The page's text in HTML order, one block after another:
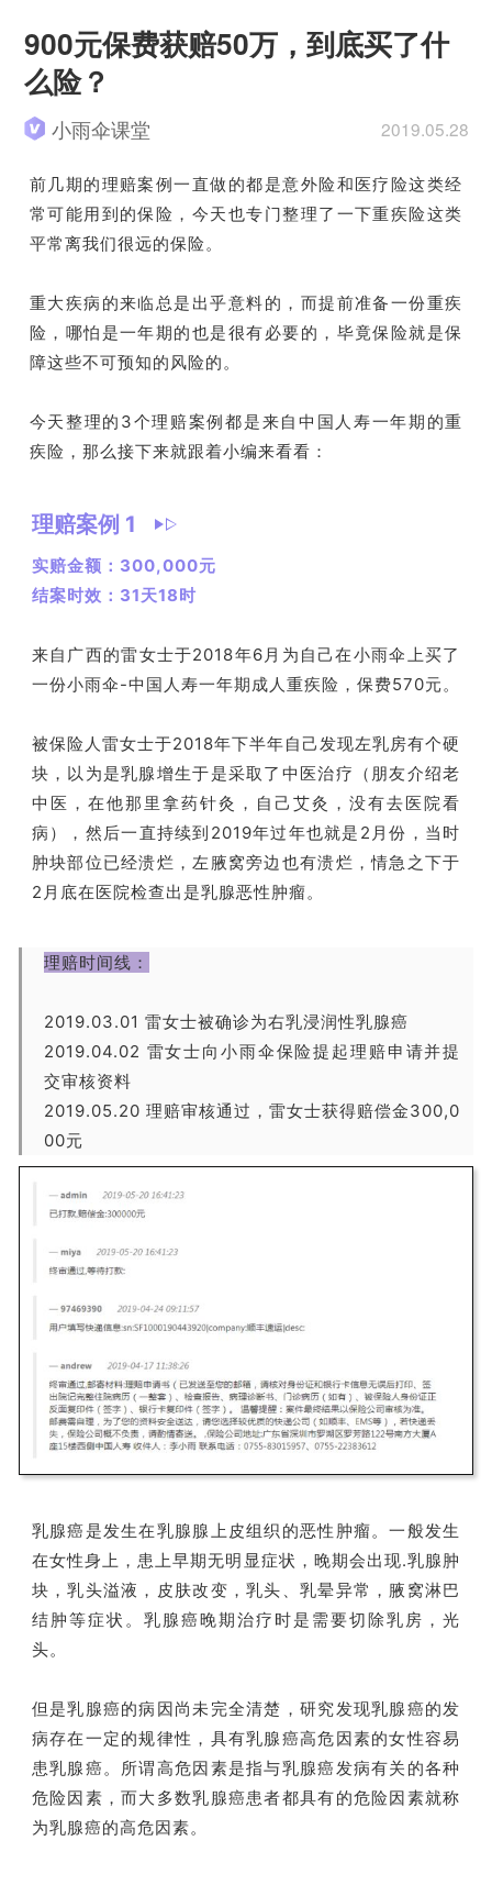
900元保费获赔50万，到底买了什
么险？
小雨伞课堂 2019.05.28
前几期的理赔案例一直做的都是意外险和医疗险这类经
常可能用到的保险，今天也专门整理了一下重疾险这类
平常离我们很远的保险。
重大疾病的来临总是出乎意料的，而提前准备一份重疾
险，哪怕是一年期的也是很有必要的，毕竟保险就是保
障这些不可预知的风险的。
今天整理的3个理赔案例都是来自中国人寿一年期的重
疾险，那么接下来就跟着小编来看看：
理赔案例 1
实赔金额：300,000元
结案时效：31天18时
来自广西的雷女士于2018年6月为自己在小雨伞上买了
一份小雨伞-中国人寿一年期成人重疾险，保费570元。
被保险人雷女士于2018年下半年自己发现左乳房有个硬
块，以为是乳腺增生于是采取了中医治疗（朋友介绍老
中医，在他那里拿药针灸，自己艾灸，没有去医院看
病），然后一直持续到2019年过年也就是2月份，当时
肿块部位已经溃烂，左腋窝旁边也有溃烂，情急之下于
2月底在医院检查出是乳腺恶性肿瘤。
理赔时间线：
2019.03.01 雷女士被确诊为右乳浸润性乳腺癌
2019.04.02 雷女士向小雨伞保险提起理赔申请并提
交审核资料
2019.05.20 理赔审核通过，雷女士获得赔偿金300,0
00元
乳腺癌是发生在乳腺腺上皮组织的恶性肿瘤。一般发生
在女性身上，患上早期无明显症状，晚期会出现.乳腺肿
块，乳头溢液，皮肤改变，乳头、乳晕异常，腋窝淋巴
结肿等症状。乳腺癌晚期治疗时是需要切除乳房，光
头。
但是乳腺癌的病因尚未完全清楚，研究发现乳腺癌的发
病存在一定的规律性，具有乳腺癌高危因素的女性容易
患乳腺癌。所谓高危因素是指与乳腺癌发病有关的各种
危险因素，而大多数乳腺癌患者都具有的危险因素就称
为乳腺癌的高危因素。